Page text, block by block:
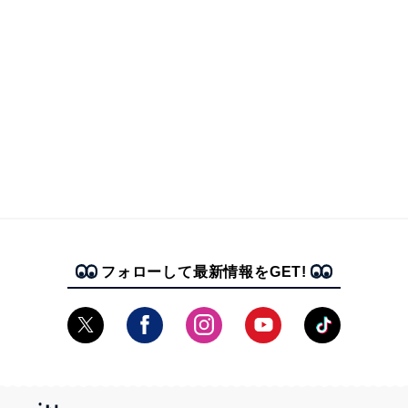
フォローして最新情報をGET!